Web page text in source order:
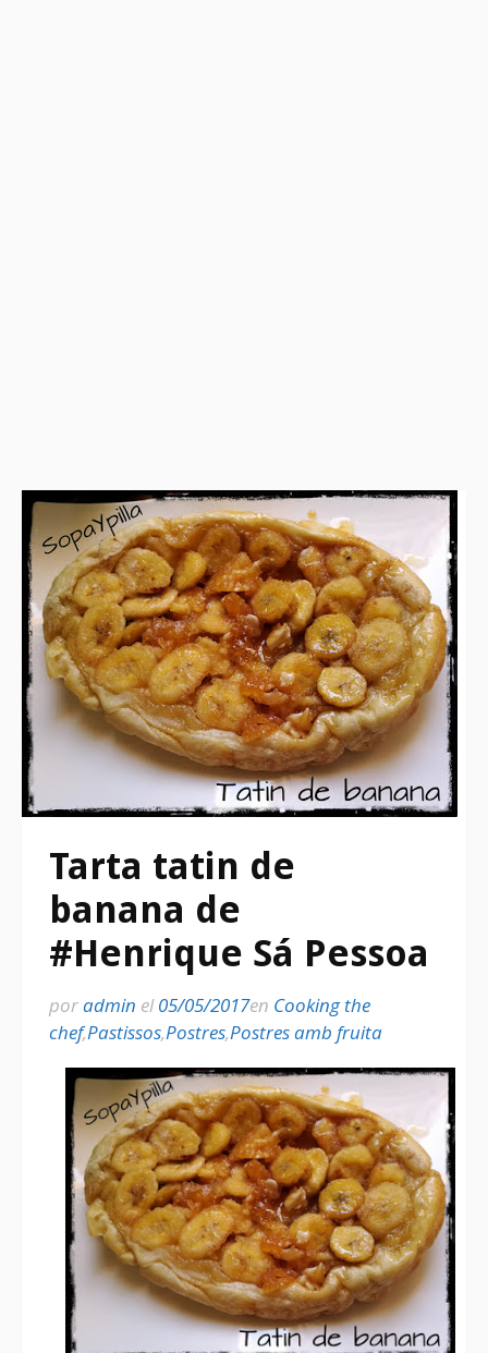
Tarta tatin de
banana de
#Henrique Sá Pessoa
poradmin el05/05/2017en Cooking the
chef,Pastissos,Postres,Postres amb fruita